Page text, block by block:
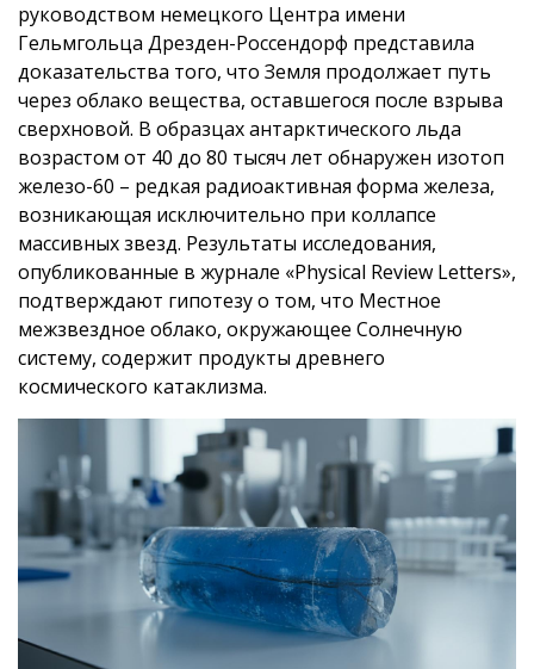
руководством немецкого Центра имени
Гельмгольца Дрезден-Россендорф представила
доказательства того, что Земля продолжает путь
через облако вещества, оставшегося после взрыва
сверхновой. В образцах антарктического льда
возрастом от 40 до 80 тысяч лет обнаружен изотоп
железо-60 – редкая радиоактивная форма железа,
возникающая исключительно при коллапсе
массивных звезд. Результаты исследования,
опубликованные в журнале «Physical Review Letters»,
подтверждают гипотезу о том, что Местное
межзвездное облако, окружающее Солнечную
систему, содержит продукты древнего
космического катаклизма.